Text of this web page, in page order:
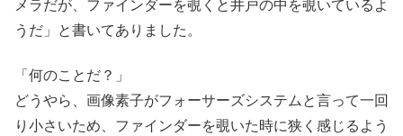
メラだが、ファインダーを覗くと井戸の中を覗いているよ
うだ」と書いてありました。
「何のことだ？」
どうやら、画像素子がフォーサーズシステムと言って一回
り小さいため、ファインダーを覗いた時に狭く感じるよう